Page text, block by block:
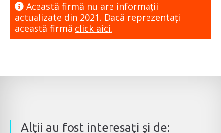
Această firmă nu are informaţii
actualizate din 2021. Dacă reprezentaţi
această firmă click aici.
Alţii au fost interesaţi şi de: